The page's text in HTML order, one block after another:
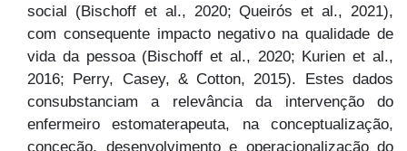
social (Bischoff et al., 2020; Queirós et al., 2021),
com consequente impacto negativo na qualidade de
vida da pessoa (Bischoff et al., 2020; Kurien et al.,
2016; Perry, Casey, & Cotton, 2015). Estes dados
consubstanciam a relevância da intervenção do
enfermeiro estomaterapeuta, na conceptualização,
conceção, desenvolvimento e operacionalização do